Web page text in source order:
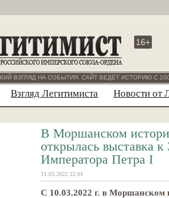
16+
ВЗГЛЯД НА СОБЫТИЯ. САЙТ ВЕДЁТ ИСТОРИЮ С
Взгляд Легитимиста Новости от
В Моршанском
открылась выставка
Императора Петра I
11.03.2022 22:01
C 10.03.2022 г. в Моршанском